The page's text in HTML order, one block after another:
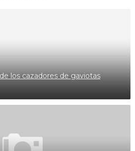
los cazadores de gaviotas